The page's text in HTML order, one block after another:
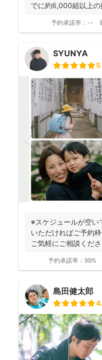
でに約6,000組以上の
予約承諾率： --
SYUNYA
5
※スケジュールが空い
いただければご予約
ご気軽にご相談くだ
予約承諾率： 99%
島田健太郎